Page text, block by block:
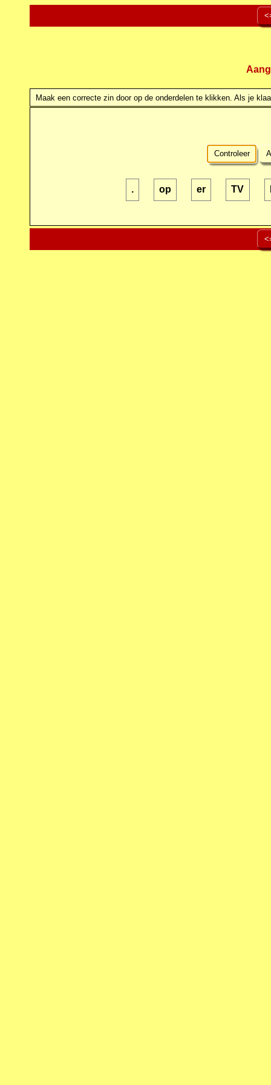
Maak een correcte zin door op de onderdelen te klikken. Als je
Controleer
. op er TV